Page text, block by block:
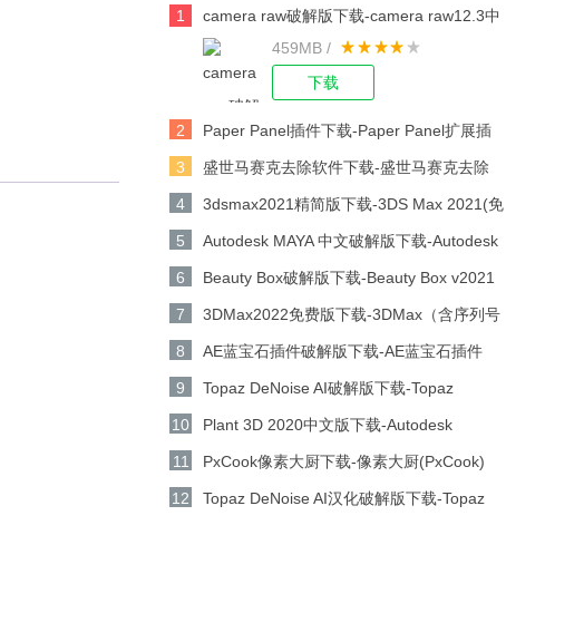
1
camera raw破解版下载-camera raw12.3中
文版下载
459MB /
下载
2
Paper Panel插件下载-Paper Panel扩展插
件(BU同样机生成PS插件) v2021 最新免费
版下载
3
盛世马赛克去除软件下载-盛世马赛克去除
工具 v5.0 绿色中文版下载
4
3dsmax2021精简版下载-3DS Max 2021(免
注册)绿色精简版下载
5
Autodesk MAYA 中文破解版下载-Autodesk
MAYA2022(含序列号和密钥) 免激活版下载
6
Beauty Box破解版下载-Beauty Box v2021
汉化版下载
7
3DMax2022免费版下载-3DMax（含序列号
和密钥）V2022免费中文免费版下载
8
AE蓝宝石插件破解版下载-AE蓝宝石插件
v2021 汉化版下载
9
Topaz DeNoise AI破解版下载-Topaz
DeNoise AI汉化版v3.7.2中文版下载
10
Plant 3D 2020中文版下载-Autodesk
AutoCAD Plant 3D 2020 64位中文正式版下
载
11
PxCook像素大厨下载-像素大厨(PxCook)
v3.6.3 绿色破解版下载
12
Topaz DeNoise AI汉化破解版下载-Topaz